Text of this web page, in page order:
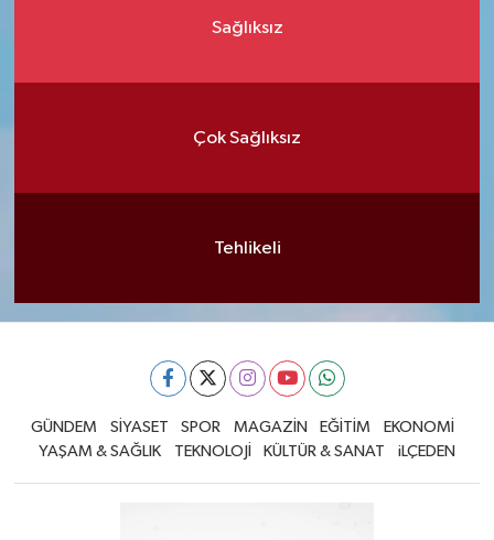
Sağlıksız
Çok Sağlıksız
Tehlikeli
GÜNDEM SİYASET SPOR MAGAZİN EĞİTİM
EKONOMİ
YAŞAM & SAĞLIK
TEKNOLOJİ KÜLTÜR & SANAT iLÇEDEN